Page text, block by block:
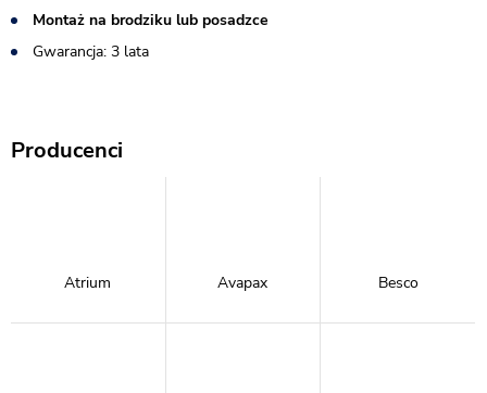
Montaż na brodziku lub posadzce
Gwarancja: 3 lata
Producenci
Atrium Avapax Besco